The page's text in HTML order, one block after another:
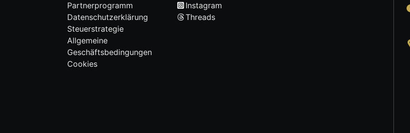
Partnerprogramm
Datenschutzerklärung
Steuerstrategie
Allgemeine
Geschäftsbedingungen
Cookies
Instagram
Threads